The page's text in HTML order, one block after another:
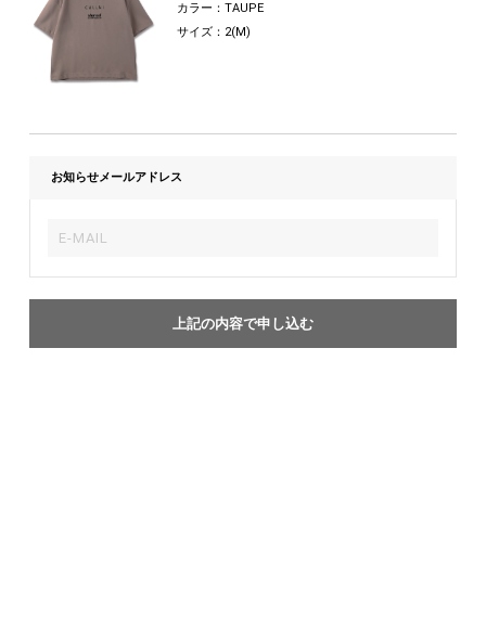
カラー：TAUPE
サイズ：2(M)
お知らせメールアドレス
上記の内容で申し込む